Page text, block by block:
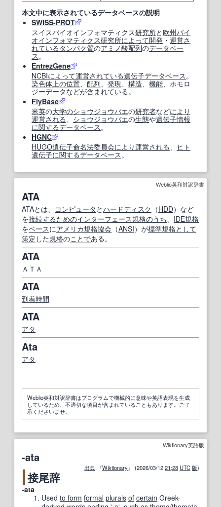
本文中に表示されているデータベースの説明
SWISS-PROT
スイスバイオインフォマティクス研究所と欧州バイ
オインフォマティクス研究所によって開発 ・ 運営さ
れている タンパク質のアミノ酸配列のデータベー
ス。
EntrezGene
NCBIによって運営されている遺伝子データベース。
染色体上の位置、 配列、 発現、 構造、 機能、ホモロ
ジーデータなどが含まれている。
FlyBase
米英の大学のショウジョウバエの研究者などにより
運営される、 ショウジョウバエの生態や遺伝子情報
に関するデータベース。
HGNC
HUGO遺伝子命名法委員会により運営される、 ヒト
遺伝子に関するデータベース。
Weblio英和対訳辞書
ATA
ATAとは、 コンピュータ とハードディスク （HDD）など
を接続するためのインターフェース規格のうち、 IDE規格
をベースにアメリカ規格協会 （ANSI）が標準規格として
策定 した規格のことである。
ATA
ＡＴＡ
ATA
到着時間
ATA
アタ
Ata
アタ
Weblio英和対訳辞書はプログラムで機械的に意味や英語表現を生成
しているため、不適切な項目が含まれていることもあります。ご了
承くださいませ。
Wiktionary英語版
-ata
出典:『Wiktionary』 (2026/03/1221:28 UTC 版)
接尾辞
-ata
Used to form formal plurals of certain Greek-